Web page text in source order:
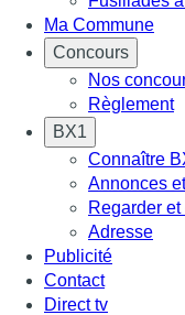
Ma Commune
Concours
Nos
Règlement
BX1
Connaître
Annonces
Regarder
Adresse
Publicité
Contact
Direct tv